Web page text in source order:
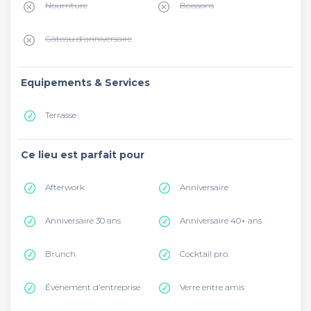
Nourriture Boissons
Gâteau d'anniversaire
Equipements & Services
Terrasse
Ce lieu est parfait pour
Afterwork Anniversaire
Anniversaire 30 ans Anniversaire 40+ ans
Brunch Cocktail pro.
Évènement d'entreprise Verre entre amis